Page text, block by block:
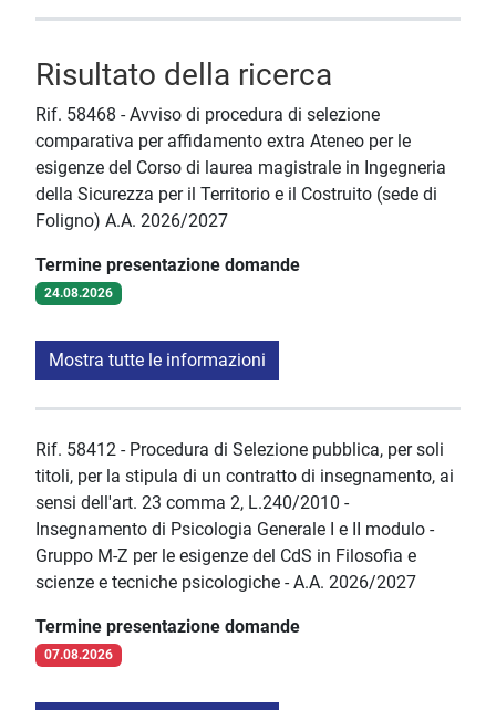
Risultato della ricerca
Rif. 58468 - Avviso di procedura di selezione
comparativa per affidamento extra Ateneo per le
esigenze del Corso di laurea magistrale in Ingegneria
della Sicurezza per il Territorio e il Costruito (sede di
Foligno) A.A. 2026/2027
Termine presentazione domande
24.08.2026
Mostra tutte le informazioni
Rif. 58412 - Procedura di Selezione pubblica, per soli
titoli, per la stipula di un contratto di insegnamento, ai
sensi dell'art. 23 comma 2, L.240/2010 -
Insegnamento di Psicologia Generale I e II modulo -
Gruppo M-Z per le esigenze del CdS in Filosofia e
scienze e tecniche psicologiche - A.A. 2026/2027
Termine presentazione domande
07.08.2026